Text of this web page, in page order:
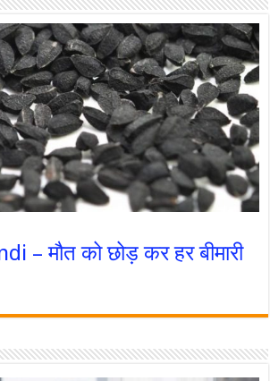
– मौत को छोड़ कर हर बीमारी